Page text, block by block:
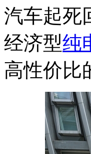
汽车起死
经济型纯
高性价比